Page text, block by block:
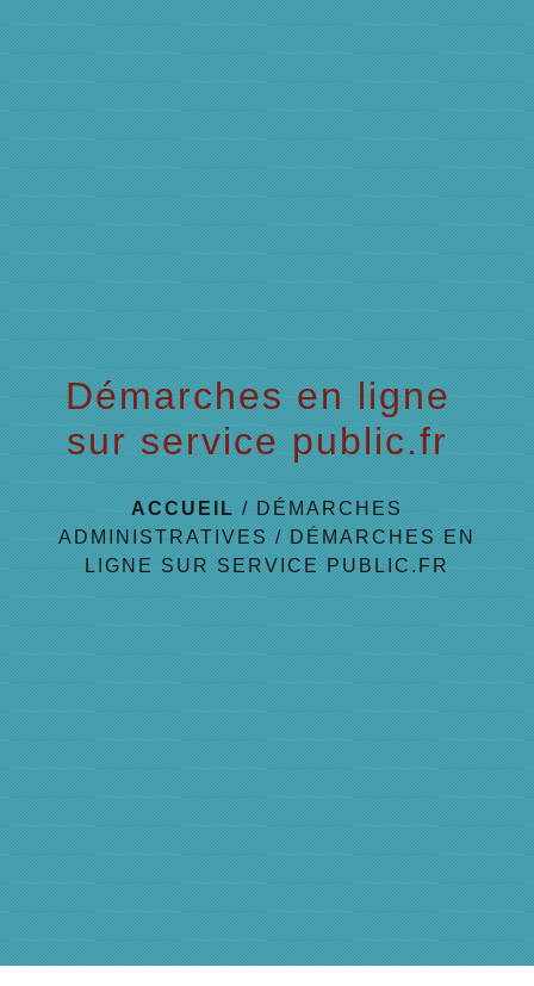
Démarches en ligne
sur service public.fr
ACCUEIL / DÉMARCHES
ADMINISTRATIVES / DÉMARCHES EN
LIGNE SUR SERVICE PUBLIC.FR